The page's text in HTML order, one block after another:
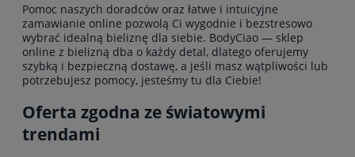
Pomoc naszych doradców oraz łatwe i intuicyjne
zamawianie online pozwolą Ci wygodnie i bezstresowo
wybrać idealną bieliznę dla siebie. BodyCiao — sklep
online z bielizną dba o każdy detal, dlatego oferujemy
szybką i bezpieczną dostawę, a jeśli masz wątpliwości lub
potrzebujesz pomocy, jesteśmy tu dla Ciebie!
Oferta zgodna ze światowymi
trendami